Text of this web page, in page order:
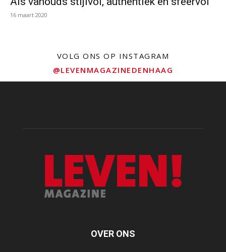
16 maart 2020
VOLG ONS OP INSTAGRAM
@LEVENMAGAZINEDENHAAG
OVER ONS